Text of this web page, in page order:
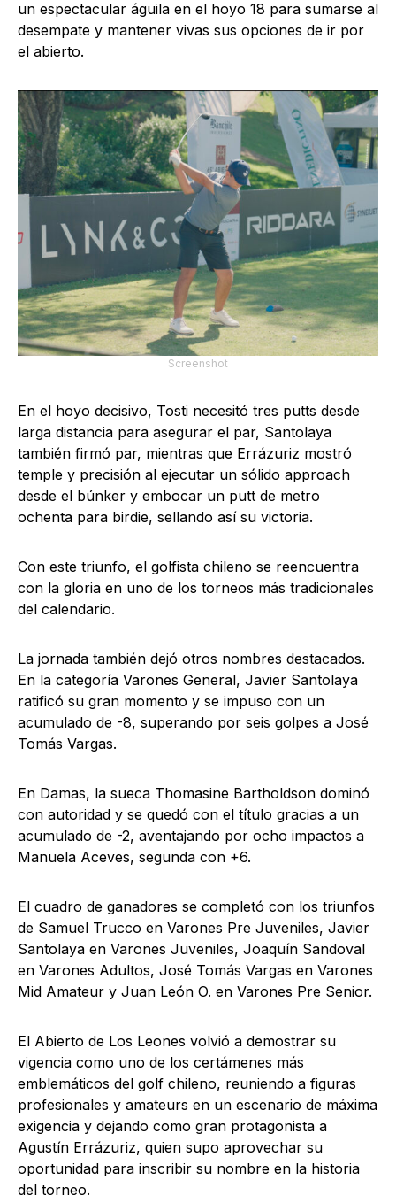
un espectacular águila en el hoyo 18 para sumarse al
desempate y mantener vivas sus opciones de ir por
el abierto.
Screenshot
En el hoyo decisivo, Tosti necesitó tres putts desde
larga distancia para asegurar el par, Santolaya
también firmó par, mientras que Errázuriz mostró
temple y precisión al ejecutar un sólido approach
desde el búnker y embocar un putt de metro
ochenta para birdie, sellando así su victoria.
Con este triunfo, el golfista chileno se reencuentra
con la gloria en uno de los torneos más tradicionales
del calendario.
La jornada también dejó otros nombres destacados.
En la categoría Varones General, Javier Santolaya
ratificó su gran momento y se impuso con un
acumulado de -8, superando por seis golpes a José
Tomás Vargas.
En Damas, la sueca Thomasine Bartholdson dominó
con autoridad y se quedó con el título gracias a un
acumulado de -2, aventajando por ocho impactos a
Manuela Aceves, segunda con +6.
El cuadro de ganadores se completó con los triunfos
de Samuel Trucco en Varones Pre Juveniles, Javier
Santolaya en Varones Juveniles, Joaquín Sandoval
en Varones Adultos, José Tomás Vargas en Varones
Mid Amateur y Juan León O. en Varones Pre Senior.
El Abierto de Los Leones volvió a demostrar su
vigencia como uno de los certámenes más
emblemáticos del golf chileno, reuniendo a figuras
profesionales y amateurs en un escenario de máxima
exigencia y dejando como gran protagonista a
Agustín Errázuriz, quien supo aprovechar su
oportunidad para inscribir su nombre en la historia
del torneo.